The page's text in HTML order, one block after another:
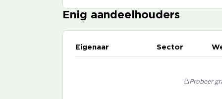
Enig aandeelhouders
Eigenaar Sector
Probeer